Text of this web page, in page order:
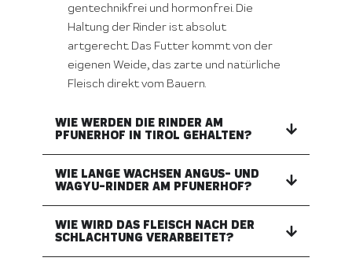
gentechnikfrei und hormonfrei. Die
Haltung der Rinder ist absolut
artgerecht. Das Futter kommt von der
eigenen Weide, das zarte und natürliche
Fleisch direkt vom Bauern.
WIE WERDEN DIE RINDER AM
PFUNERHOF IN TIROL GEHALTEN?
WIE LANGE WACHSEN ANGUS- UND
WAGYU-RINDER AM PFUNERHOF?
WIE WIRD DAS FLEISCH NACH DER
SCHLACHTUNG VERARBEITET?